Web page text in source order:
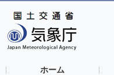
ホーム